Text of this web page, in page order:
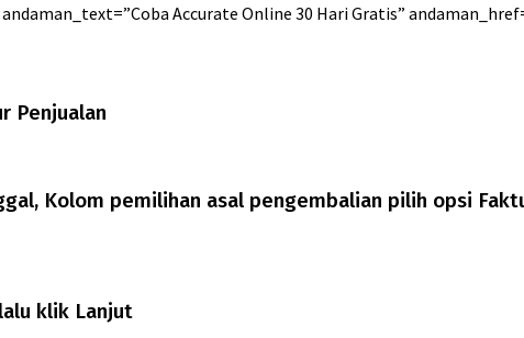
Accurate Online 30 Hari Gratis”
Penjualan
Kolom pemilihan asal pengembalian pilih opsi
klik Lanjut